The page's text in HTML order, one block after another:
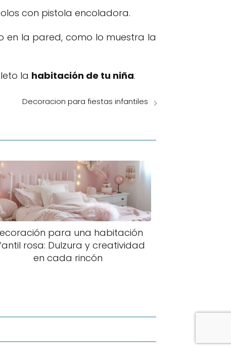
con pistola encoladora.
en la pared, como lo muestra la
la habitación de tu niña.
Decoracion para fiestas infantiles
para una habitación
rosa: Dulzura y creatividad
en cada rincón